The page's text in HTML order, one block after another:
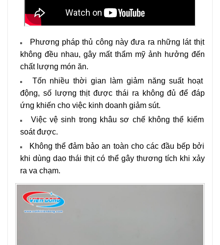
Phương pháp thủ công này đưa ra những lát thịt
không đều nhau, gây mất thẩm mỹ ảnh hưởng đến
chất lượng món ăn.
Tốn nhiều thời gian làm giảm năng suất hoạt
động, số lượng thịt được thái ra không đủ để đáp
ứng khiến cho việc kinh doanh giảm sút.
Việc vệ sinh trong khâu sơ chế không thể kiểm
soát được.
Không thể đảm bảo an toàn cho các đầu bếp bởi
khi dùng dao thái thịt có thể gây thương tích khi xảy
ra va chạm.